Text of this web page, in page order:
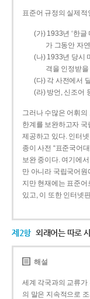
표준어 규정의 실제
(가) 1933년 ‘한글
가 그동안 자
(나) 1933년 당시
격을 인정받
(다) 각 사전에서
(라) 방언, 신조어
그러나 수많은 어휘
한계를 보완하고자 국
제공하고 있다. 인터
종이 사전 “표준국어
보완 중이다. 여기에
만 아니라 국립국어
지만 현재에는 표준
있고, 이 또한 인터넷
제2항 외래어는 따로
해설
세계 각국과의 교류가
의 말은 지속적으로